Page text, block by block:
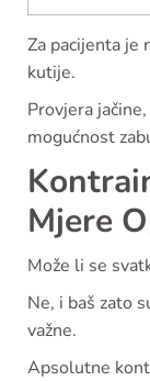
Za pacijenta je
kutije.
Provjera
mogućnost
Mjere
Može li se
Ne, i baš zato
važne.
Apsolutne